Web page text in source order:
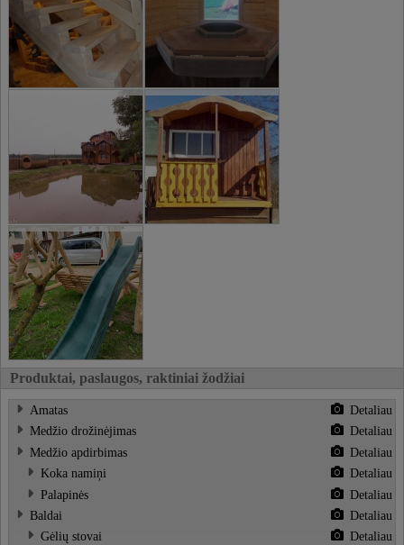
Produktai, paslaugos, raktiniai žodžiai
Amatas
Detaliau
Medžio drožinėjimas
Detaliau
Medžio apdirbimas
Detaliau
Koka namiņi
Detaliau
Palapinės
Detaliau
Baldai
Detaliau
Gėlių stovai
Detaliau